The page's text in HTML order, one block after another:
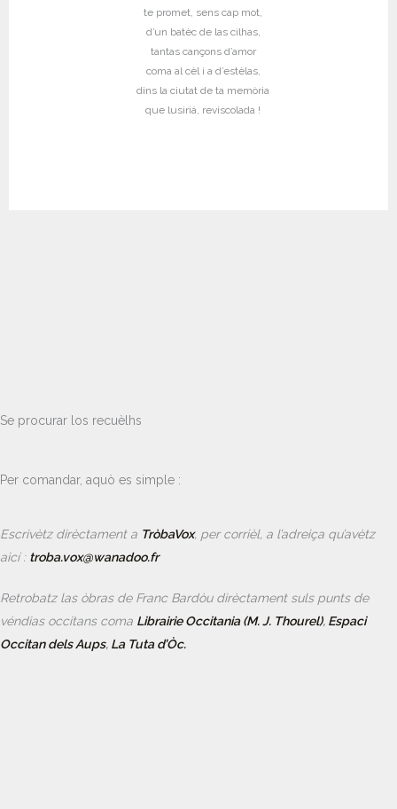
te promet, sens cap mot,
d’un batèc de las cilhas,
tantas cançons d’amor
coma al cèl i a d’estèlas,
dins la ciutat de ta memòria
que lusiriá, reviscolada !
Se procurar los recuèlhs
Per comandar, aquò es simple :
Escrivètz dirèctament a TròbaVox, per corrièl, a l’adreiça qu’avètz
aicí : troba.vox@wanadoo.fr
Retrobatz las òbras de Franc Bardòu dirèctament suls punts de
véndias occitans coma Librairie Occitania (M. J. Thourel), Espaci
Occitan dels Aups, La Tuta d’Òc.